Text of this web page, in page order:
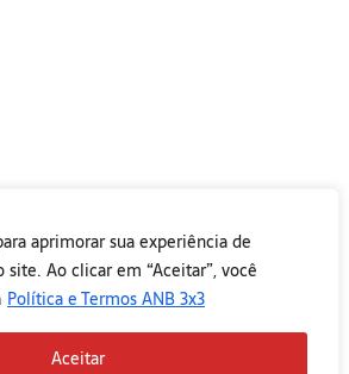
aprimorar sua experiência de
site. Ao clicar em “Aceitar”, você
Política e Termos ANB 3x3
Aceitar